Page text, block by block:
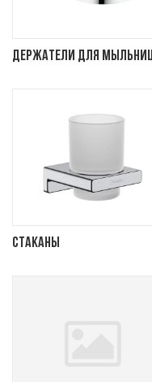
Держатели для
Стаканы